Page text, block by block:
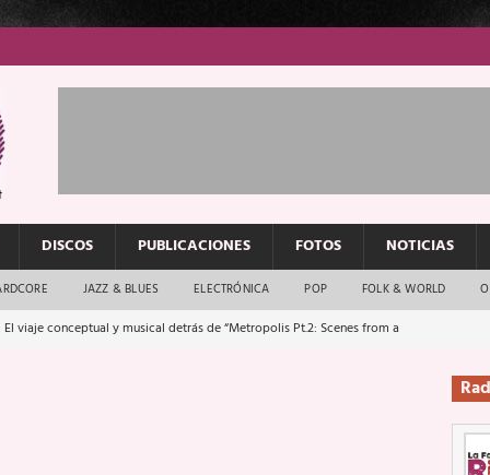
DISCOS PUBLICACIONES FOTOS NOTICIAS
JAZZ & BLUES ELECTRÓNICA POP FOLK & WORLD
El viaje conceptual y musical detrás de “Metropolis Pt.2: Scenes from a
El rock urbano sigue en buenas manos
que van a escucharte te saludan